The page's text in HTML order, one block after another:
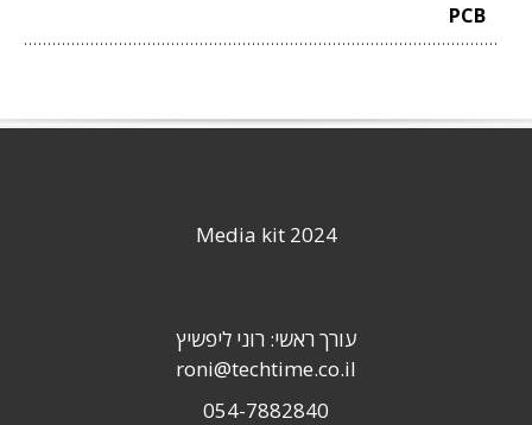
PCB
Media kit 2024
עורך ראשי: רוני ליפשיץ
roni@techtime.co.il
054-7882840